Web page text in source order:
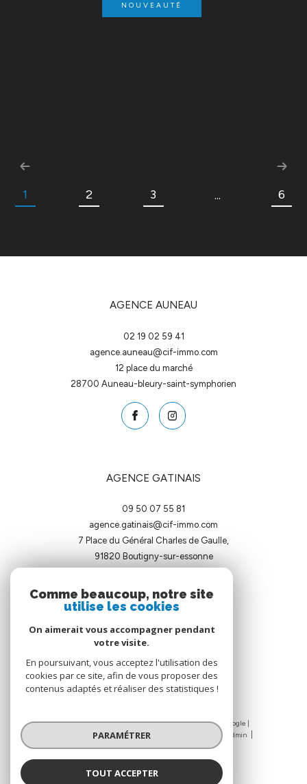
NOUVEAUTÉ
1 2 3 ... 6
AGENCE AUNEAU
02 19 02 59 41
agence.auneau@cif-immo.com
12 place du marché
28700
auneau-bleury-saint-symphorien
AGENCE GATINAIS
09 50 07 55 81
agence.gatinais@cif-immo.com
7 Place du Général Charles de Gaulle,
91820
boutigny-sur-essonne
© 2026 | Tous droits réservés | Traduction powered by Google |
Nos honoraires
Plan du site
Admin
Nos liens
Politique RGPD Cookies
Comme beaucoup, notre site
utilise les cookies
On aimerait vous accompagner pendant
votre visite.
En poursuivant, vous acceptez l'utilisation des
cookies par ce site, afin de vous proposer des
contenus adaptés et réaliser des statistiques !
PARAMÉTRER
TOUT ACCEPTER